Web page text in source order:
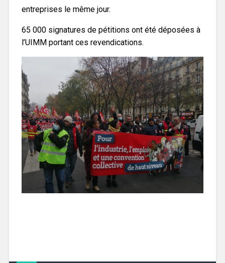
entreprises le même jour.
65 000 signatures de pétitions ont été déposées à
l’UIMM portant ces revendications.